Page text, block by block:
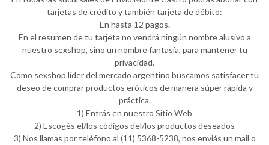
tarjetas de crédito y también tarjeta de débito:
En hasta 12 pagos.
En el resumen de tu tarjeta no vendrá ningún nombre alusivo a
nuestro sexshop, sino un nombre fantasía, para mantener tu
privacidad.
Como sexshop líder del mercado argentino buscamos satisfacer tu
deseo de comprar productos eróticos de manera súper rápida y
práctica.
1) Entrás en nuestro Sitio Web
2) Escogés el/los códigos del/los productos deseados
3) Nos llamas por teléfono al (11) 5368-5238, nos enviás un mail o